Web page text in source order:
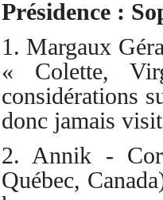
Présidence :
1. Margaux
« Colette,
considérations
donc jamais
2. Annik -
Québec,